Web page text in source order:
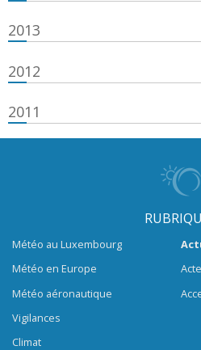
2013
2012
2011
Météo au Luxembourg
Météo en Europe
Météo aéronautique
Vigilances
Climat